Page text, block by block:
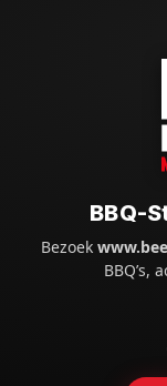
BBQ-
Bezoek
BBQ’s,